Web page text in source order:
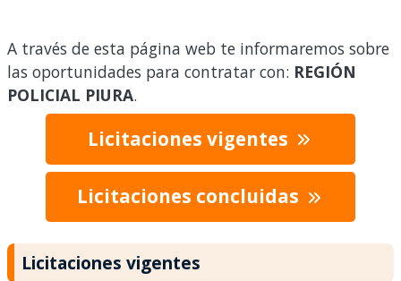
A través de esta página web te informaremos sobre
las oportunidades para contratar con: REGIÓN
POLICIAL PIURA.
Licitaciones vigentes
Licitaciones concluidas
Licitaciones vigentes